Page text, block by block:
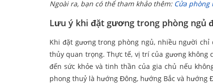
Ngoài ra, bạn có thể tham khảo thêm: Cửa phòng
Lưu ý khi đặt gương trong phòng ngủ
Khi đặt gương trong phòng ngủ, nhiều người
thủy quan trọng. Thực tế, vị trí của gương
đến sức khỏe và tinh thần của gia chủ nếu
phong thuỷ là hướng Đông, hướng Bắc và hướng